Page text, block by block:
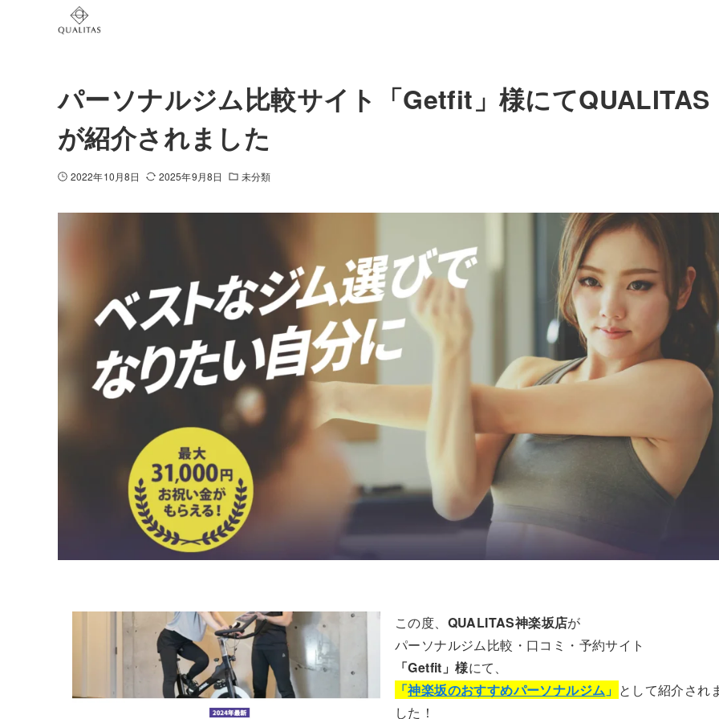
パーソナルジム比較サイト「Getfit」様にてQUALITAS
が紹介されました
2022年10月8日 2025年9月8日 未分類
この度、 QUALITAS神楽坂店が
パーソナルジム比較・口コミ・予約サイト
「Getfit」様にて、
「神楽坂のおすすめパーソナルジム 」 として紹介され
した！